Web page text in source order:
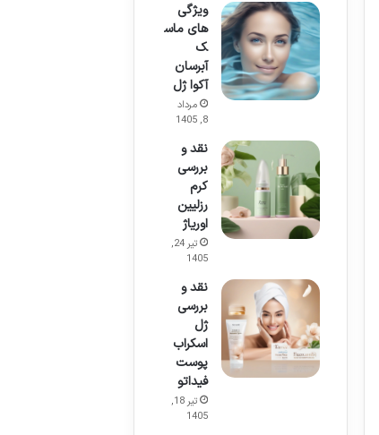
ویژگی
های ماس
ک
آبرسان
آکوا ژل
مرداد
8, 1405
نقد و
بررسی
کرم
رزلیین
اوریاژ
تیر 24,
1405
نقد و
بررسی
ژل
اسکراب
پوست
فیداتو
تیر 18,
1405